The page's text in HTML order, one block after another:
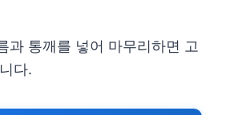
과 통깨를 넣어 마무리하면 고
다.